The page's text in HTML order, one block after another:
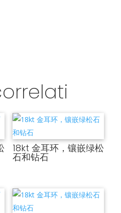
18kt 金耳环，镶嵌绿松
石和钻石